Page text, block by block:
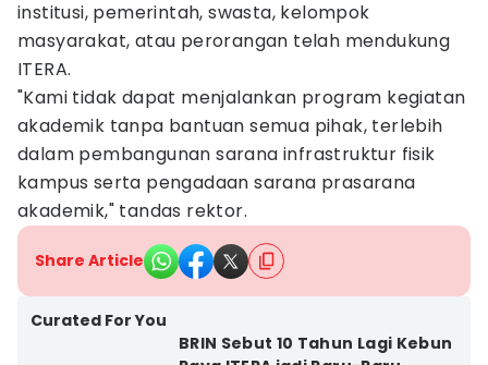
institusi, pemerintah, swasta, kelompok
masyarakat, atau perorangan telah mendukung
ITERA.
"Kami tidak dapat menjalankan program kegiatan
akademik tanpa bantuan semua pihak, terlebih
dalam pembangunan sarana infrastruktur fisik
kampus serta pengadaan sarana prasarana
akademik," tandas rektor.
Share Article
Curated For You
BRIN Sebut 10 Tahun Lagi Kebun